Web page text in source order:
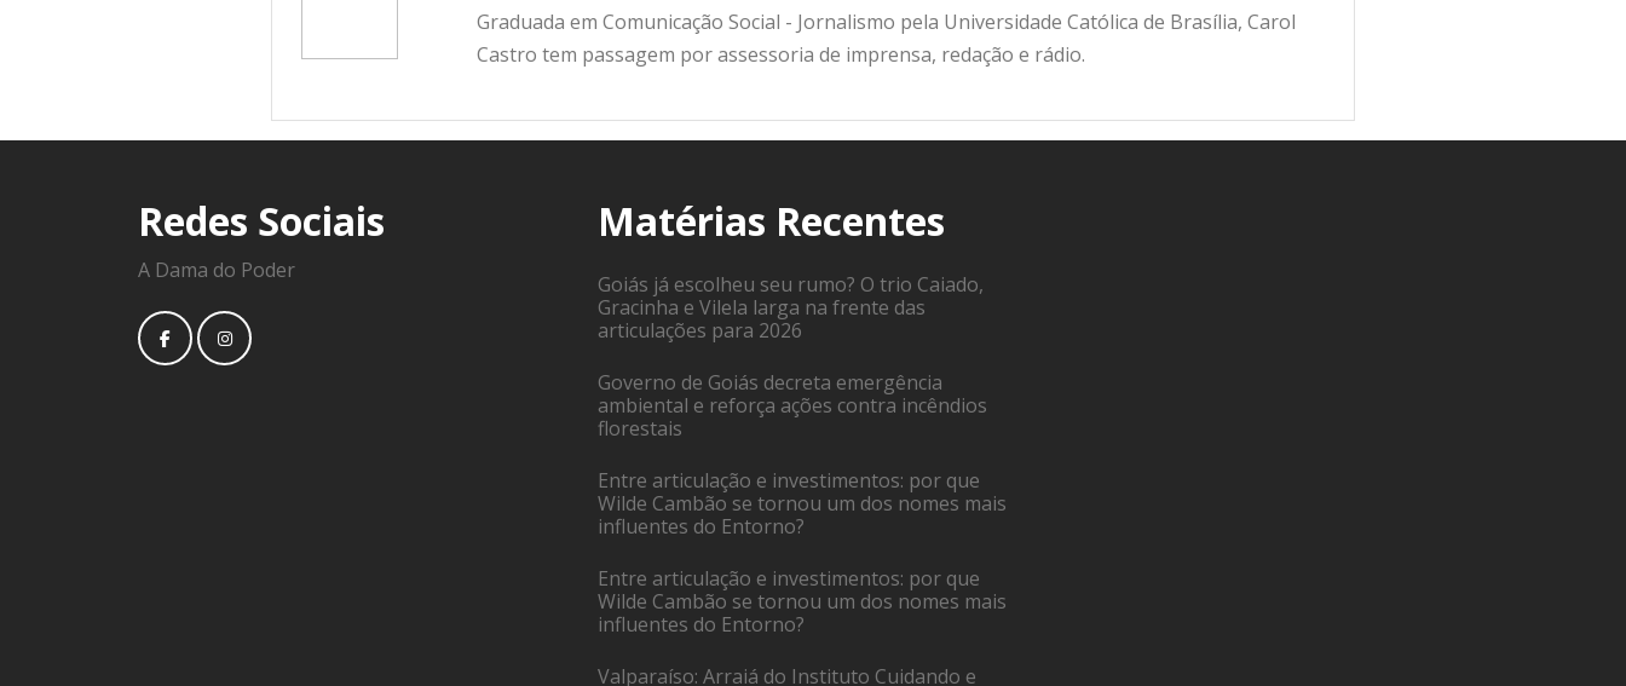
Graduada em Comunicação Social - Jornalismo pela Universidade Católica de Brasília, Carol
Castro tem passagem por assessoria de imprensa, redação e rádio.
Redes Sociais
A Dama do Poder
Matérias Recentes
Goiás já escolheu seu rumo? O trio Caiado,
Gracinha e Vilela larga na frente das
articulações para 2026
Governo de Goiás decreta emergência
ambiental e reforça ações contra incêndios
florestais
Entre articulação e investimentos: por que
Wilde Cambão se tornou um dos nomes mais
influentes do Entorno?
Entre articulação e investimentos: por que
Wilde Cambão se tornou um dos nomes mais
influentes do Entorno?
Valparaíso: Arraiá do Instituto Cuidando e